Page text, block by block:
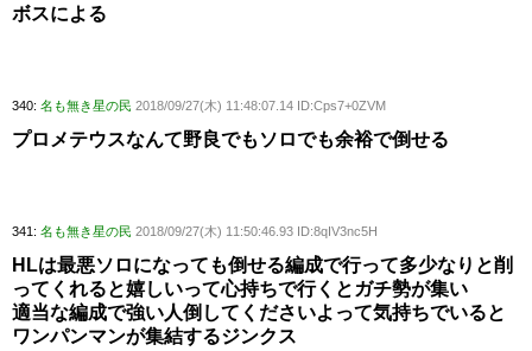
ボスによる
340: 名も無き星の民 2018/09/27(木) 11:48:07.14 ID:Cps7+0ZVM
プロメテウスなんて野良でもソロでも余裕で倒せる
341: 名も無き星の民 2018/09/27(木) 11:50:46.93 ID:8qIV3nc5H
HLは最悪ソロになっても倒せる編成で行って多少なりと削
ってくれると嬉しいって心持ちで行くとガチ勢が集い
適当な編成で強い人倒してくださいよって気持ちでいると
ワンパンマンが集結するジンクス